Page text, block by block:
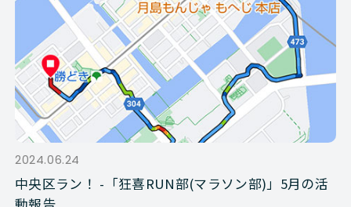
2024.06.24
中央区ラン！ -「狂喜RUN部(マラソン部)」5月の活